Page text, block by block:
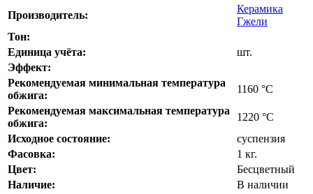
Производитель:
Керамика
Гжели
Тон:
Единица учёта:
шт.
Эффект:
Рекомендуемая минимальная температура
обжига:
1160 °С
Рекомендуемая максимальная температура
обжига:
1220 °С
Исходное состояние:
суспензия
Фасовка:
1 кг.
Цвет:
Бесцветный
Наличие:
В наличии